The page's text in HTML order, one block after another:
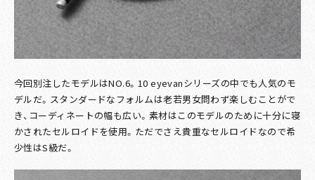
今回別注したモデルはNO.6。10 eyevanシリーズの中でも人気のモ
デルだ。スタンダードなフォルムは老若男女問わず楽しむことがで
き、コーディネートの幅も広い。素材はこのモデルのために十分に寝
かされたセルロイドを使用。ただでさえ貴重なセルロイドなので希
少性はS級だ。